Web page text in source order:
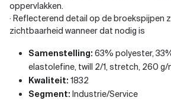
oppervlakken.
· Reflecterend detail op de broekspijpen
zichtbaarheid wanneer dat nodig is
Samenstelling: 63% polyester,
elastolefine, twill 2/1, stretch, 260 g/
Kwaliteit: 1832
Segment: Industrie/Service